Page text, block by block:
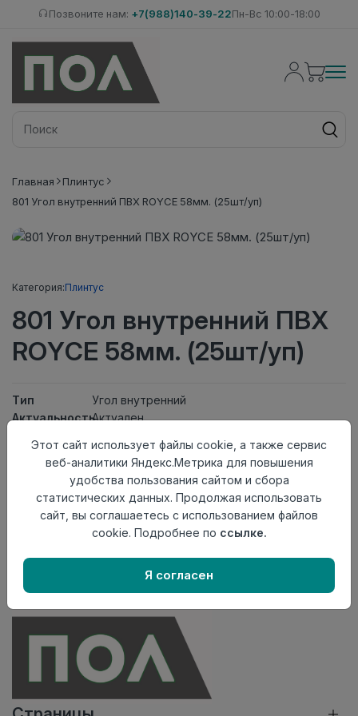
Позвоните нам: +7(988)140-39-22Пн-Вс 10:00-18:00
Главная
Плинтус
801 Угол внутренний ПВХ ROYCE 58мм. (25шт/уп)
Категория:Плинтус
801 Угол внутренний ПВХ
ROYCE 58мм. (25шт/уп)
Тип
Угол внутренний
АктуальностьАктуален
Нет в наличии
Внимание! Внешний вид товара может отличаться от
представленного на настоящем сайте. Проверяйте
наличие необходимых характеристик и комплектации
в момент приобретения товара.
Этот сайт использует файлы cookie, а также сервис
веб-аналитики Яндекс.Метрика для повышения
удобства пользования сайтом и сбора
статистических данных. Продолжая использовать
сайт, вы соглашаетесь с использованием файлов
cookie. Подробнее по ссылке.
Я согласен